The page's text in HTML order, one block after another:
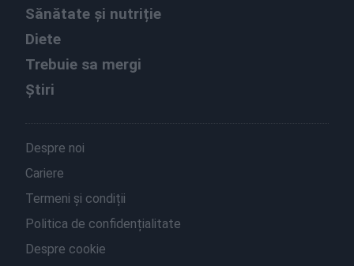
Sănătate și nutriție
Diete
Trebuie sa mergi
Știri
Despre noi
Cariere
Termeni și condiții
Politica de confidențialitate
Despre cookie